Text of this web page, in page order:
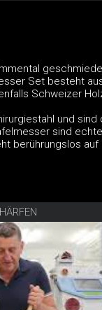
Set besteht
Schweizer
und sind
sind
berührungslos